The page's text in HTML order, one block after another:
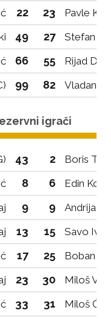
22 23
Pavle
49 27 Stefan
66 55 Rijad
99 82 Vladan
igrači
43 2 Boris
8 6 Edin
9 9
Andrija
13 15 Savo
17 25
Boban
23 30 Miloš
33 31
Miloš